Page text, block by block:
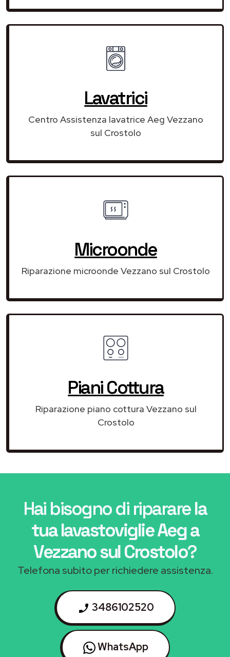
Lavatrici
Centro Assistenza lavatrice Aeg Vezzano
sul Crostolo
Microonde
Riparazione microonde Vezzano sul Crostolo
Piani Cottura
Riparazione piano cottura Vezzano sul
Crostolo
Hai bisogno di ripararela
tua lavastoviglie Aeg a
Vezzano sul Crostolo?
Telefona subito per richiedere assistenza.
3486102520
WhatsApp